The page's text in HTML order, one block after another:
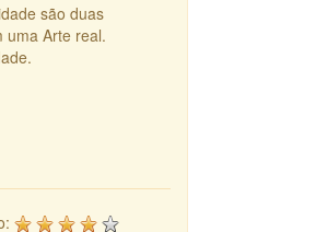
são duas
uma Arte real.